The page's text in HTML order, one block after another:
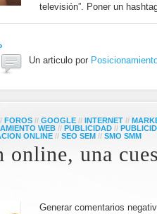
televisión”. Poner un
Un articulo por
// FOROS // GOOGLE // INTERNET //
WEB // PUBLICIDAD //
ONLINE // SEO SEM // SMO SMM
online, una
Generar comentarios